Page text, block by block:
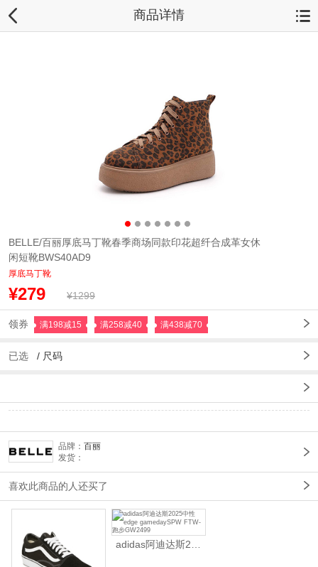
商品详情
BELLE/百丽厚底马丁靴春季商场同款印花超纤合成革女休
闲短靴BWS40AD9
厚底马丁靴
¥279 ¥1299
领券 满198减15 满258减40 满438减70
已选 / 尺码
品牌： 百丽
发货：
喜欢此商品的人还买了